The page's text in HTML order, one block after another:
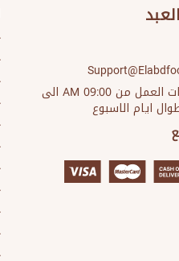
مخزن : ساعات العمل من 09:00 AM الى